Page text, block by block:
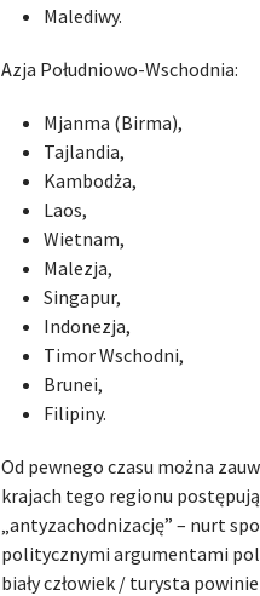
Malediwy.
Azja Południowo-Wschodnia:
Mjanma (Birma),
Tajlandia,
Kambodża,
Laos,
Wietnam,
Malezja,
Singapur,
Indonezja,
Timor Wschodni,
Brunei,
Filipiny.
Od pewnego czasu można
krajach tego regionu
„antyzachodnizację” – nurt
politycznymi argumentami
biały człowiek / turysta